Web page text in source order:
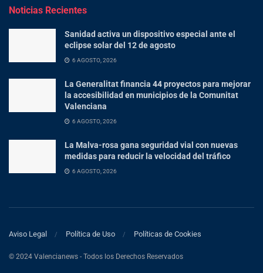
Noticias Recientes
Sanidad activa un dispositivo especial ante el
eclipse solar del 12 de agosto
6 AGOSTO, 2026
La Generalitat financia 44 proyectos para mejorar
la accesibilidad en municipios de la Comunitat
Valenciana
6 AGOSTO, 2026
La Malva-rosa gana seguridad vial con nuevas
medidas para reducir la velocidad del tráfico
6 AGOSTO, 2026
Aviso Legal Política de Uso Políticas de Cookies
© 2024 Valencianews - Todos los Derechos Reservados